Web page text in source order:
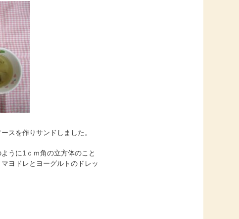
スを作りサンドしました。
うに1ｃｍ角の立方体のこと
ヨドレとヨーグルトのドレッ